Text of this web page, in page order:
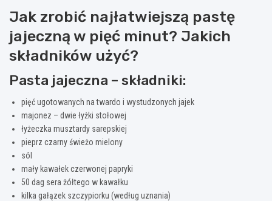
Jak zrobić najłatwiejszą pastę
jajeczną w pięć minut? Jakich
składników użyć?
Pasta jajeczna – składniki:
pięć ugotowanych na twardo i wystudzonych jajek
majonez – dwie łyżki stołowej
łyżeczka musztardy sarepskiej
pieprz czarny świeżo mielony
sól
mały kawałek czerwonej papryki
50 dag sera żółtego w kawałku
kilka gałązek szczypiorku (według uznania)